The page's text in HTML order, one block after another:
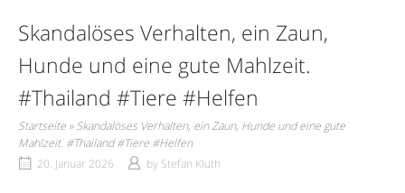
Skandalöses Verhalten, ein Zaun,
Hunde und eine gute Mahlzeit.
#Thailand #Tiere #Helfen
Startseite »Skandalöses Verhalten, ein Zaun, Hunde und eine gute
Mahlzeit. #Thailand #Tiere #Helfen
20. Januar 2026
by Stefan Kluth